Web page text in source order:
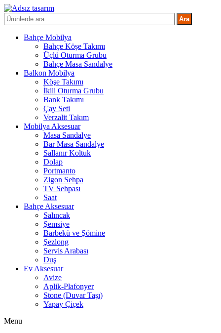
İçeriğe
atla
Ara: Ara
Bahçe Mobilya
Bahçe Köşe Takımı
Üçlü Oturma Grubu
Bahçe Masa Sandalye
Balkon Mobilya
Köşe Takımı
İkili Oturma Grubu
Bank Takımı
Çay Seti
Verzalit Takım
Mobilya Aksesuar
Masa Sandalye
Bar Masa Sandalye
Sallanır Koltuk
Dolap
Portmanto
Zigon Sehpa
TV Sehpası
Saat
Bahçe Aksesuar
Salıncak
Şemsiye
Barbekü ve Şömine
Şezlong
Servis Arabası
Duş
Ev Aksesuar
Avize
Aplik-Plafonyer
Stone (Duvar Taşı)
Yapay Çiçek
Menu